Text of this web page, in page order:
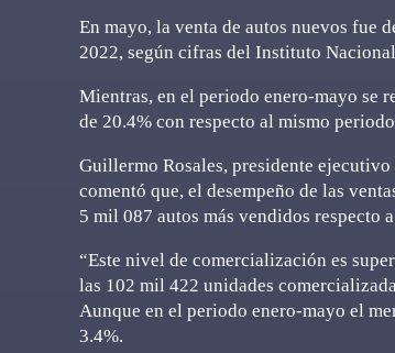
En mayo, la venta de autos nuevos fue
2022, según cifras del Instituto
Mientras, en el periodo enero-mayo se
de 20.4% con respecto al mismo
Guillermo Rosales, presidente
comentó que, el desempeño de las
5 mil 087 autos más vendidos respecto
“Este nivel de comercialización es
las 102 mil 422 unidades
Aunque en el periodo enero-mayo el
3.4%.